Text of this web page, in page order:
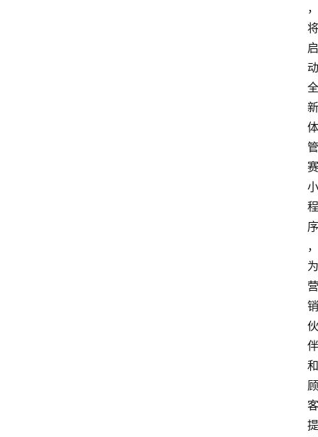
，
将
启
动
全
新
体
管
赛
小
程
序
，
为
营
销
伙
伴
和
顾
客
提